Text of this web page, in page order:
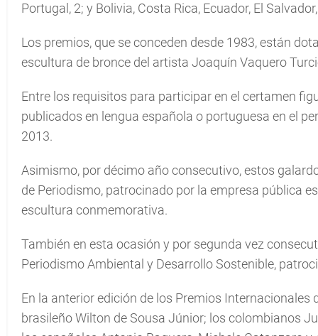
Portugal, 2; y Bolivia, Costa Rica, Ecuador, El
Los premios, que se conceden desde 1983, están
escultura de bronce del artista Joaquín Vaquero
Entre los requisitos para participar en el certamen
publicados en lengua española o portuguesa en el
2013.
Asimismo, por décimo año consecutivo, estos
de Periodismo, patrocinado por la empresa pública
escultura conmemorativa.
También en esta ocasión y por segunda vez
Periodismo Ambiental y Desarrollo Sostenible,
En la anterior edición de los Premios
brasileño Wilton de Sousa Júnior; los colombianos